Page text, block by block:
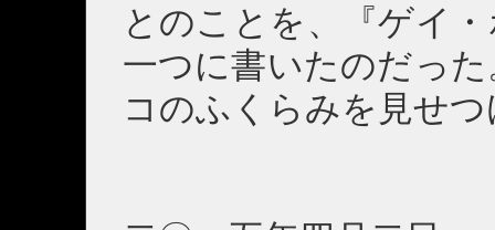
とのことを、『ゲイ
一つに書いたのだっ
コのふくらみを見せ